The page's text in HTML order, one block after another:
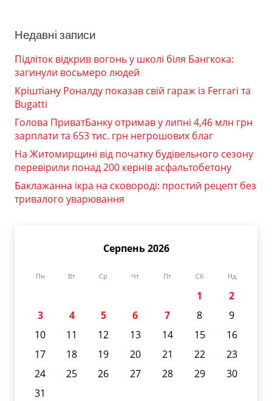
Недавні записи
Підліток відкрив вогонь у школі біля Бангкока:
загинули восьмеро людей
Кріштіану Роналду показав свій гараж із Ferrari та
Bugatti
Голова ПриватБанку отримав у липні 4,46 млн грн
зарплати та 653 тис. грн негрошових благ
На Житомирщині від початку будівельного сезону
перевірили понад 200 кернів асфальтобетону
Баклажанна ікра на сковороді: простий рецепт без
тривалого уварювання
Серпень 2026
Пн Вт Ср Чт Пт Сб Нд
1
2
3
4 5 6 7 8
9
10
11 12 13 14 15
16
17
18 19 20 21 22
23
24
25 26 27 28 29
30
31